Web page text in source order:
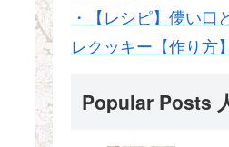
・【レシピ】儚い口
レクッキー【作り方】
Popular Posts